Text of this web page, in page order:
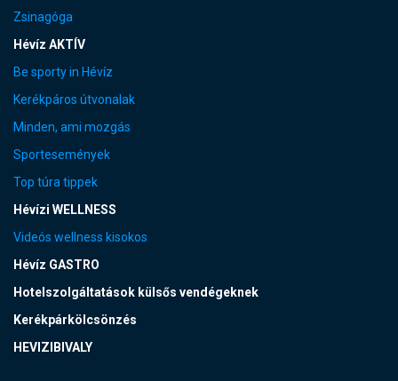
Zsinagóga
Hévíz AKTÍV
Be sporty in Hévíz
Kerékpáros útvonalak
Minden, ami mozgás
Sportesemények
Top túra tippek
Hévízi WELLNESS
Videós wellness kisokos
Hévíz GASTRO
Hotelszolgáltatások külsős vendégeknek
Kerékpárkölcsönzés
HEVIZIBIVALY